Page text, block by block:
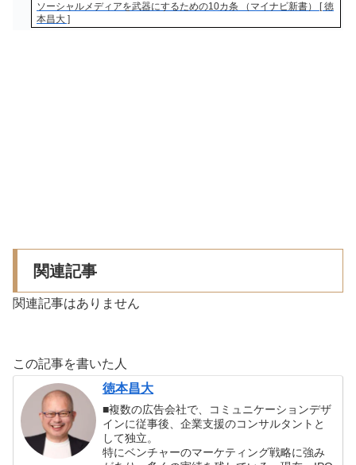
ソーシャルメディアを武器にするための10カ条 （マイナビ新書） [ 徳
本昌大 ]
関連記事
関連記事はありません
この記事を書いた人
徳本昌大
■複数の広告会社で、コミュニケーションデザ
インに従事後、企業支援のコンサルタントと
して独立。
特にベンチャーのマーケティング戦略に強み